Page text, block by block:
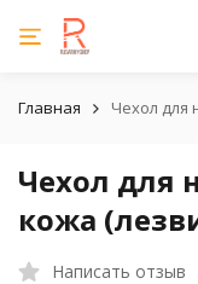
Главная Чехол для
Чехол для
кожа
Написать отзыв